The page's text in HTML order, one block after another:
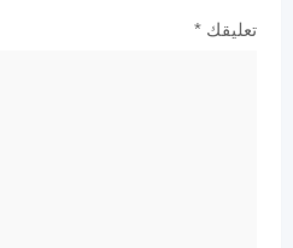
تعليقك *